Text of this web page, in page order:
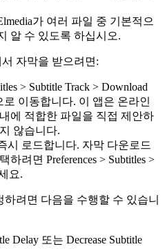
가 여러 파일 중 기본적으
알 수 있도록 하십시오.
서 자막을 받으려면:
> Subtitle Track > Download
로 이동합니다. 이 앱은 온라인
에 적합한 파일을 직접 제안하
않습니다.
시 로드합니다. 자막 다운로드
려면 Preferences > Subtitles >
요.
려면 다음을 수행할 수 있습니
Delay 또는 Decrease Subtitle